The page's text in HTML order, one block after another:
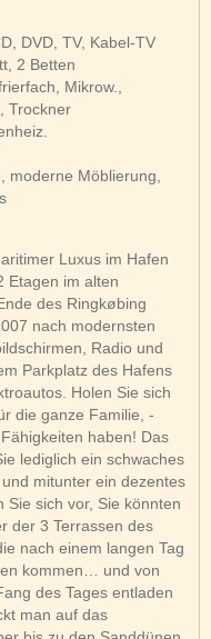
DVD, TV, Kabel-TV
2 Betten
Mikrow.,
Trockner
moderne Möblierung,
Luxus im Hafen
Etagen im alten
des Ringkøbing
nach modernsten
Radio und
Parkplatz des Hafens
Holen Sie sich
die ganze Familie, -
haben! Das
lediglich ein schwaches
mitunter ein dezentes
Sie sich vor, Sie könnten
der 3 Terrassen des
nach einem langen Tag
kommen… und von
des Tages entladen
man auf das